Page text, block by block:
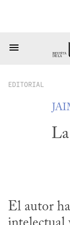
EDITORIAL
El autor